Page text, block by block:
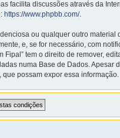
facilita discussões através da
https://www.phpbb.com/.
ou qualquer outro
e, se for necessário, com
tem o direito de remover,
numa Base de Dados. Apesar
possam expor essa informação.